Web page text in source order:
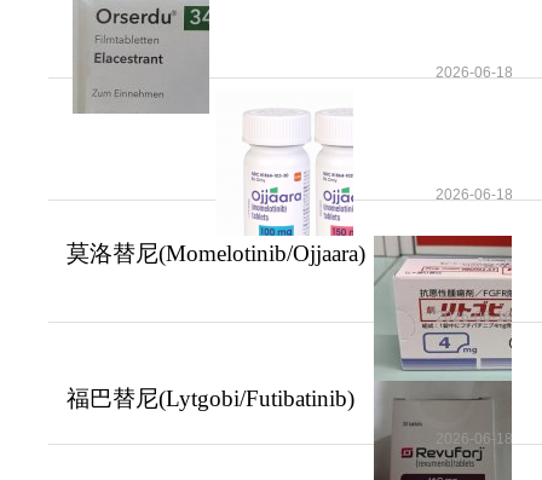
2026-06-18
莫洛替尼(Momelotinib/Ojjaara)
2026-06-18
福巴替尼(Lytgobi/Futibatinib)
2026-06-18
2026-06-18